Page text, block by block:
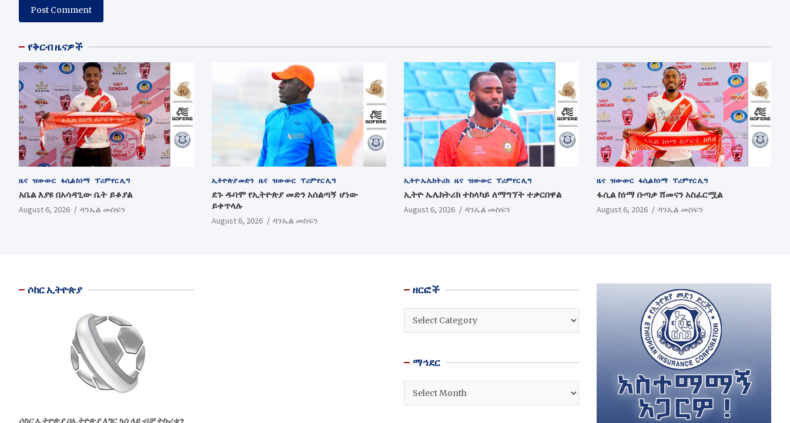
የቅርብ ዜናዎች
ዜና ዝውውር ፋሲል ከነማ ፕሪምየር ሊግ
አቤል እያዩ በአሳዳጊው ቤት ይቆያል
August 6, 2026 ዳንኤል መስፍን
ኢትዮጵያ መድን ዜና ዝውውር ፕሪምየር ሊግ
ደጉ ዱባሞ የኢትዮጵያ መድን አሰልጣኝ ሆነው
ይቀጥላሉ
August 6, 2026 ዳንኤል መስፍን
ኢትዮ ኤሌክትሪክ ዜና ዝውውር ፕሪምየር ሊግ
ኢትዮ ኤሌክትሪክ ተከላካይ ለማግኘት ተቃርበዋል
August 6, 2026 ዳንኤል መስፍን
ዜና ዝውውር ፋሲል ከነማ ፕሪምየር ሊግ
ፋሲል ከነማ ቡጣቃ ሸመናን አስፈርሟል
August 6, 2026 ዳንኤል መስፍን
ሶከር ኢትዮጵያ
ሶከር ኢትዮጵያ በኢትዮጵያ እግር ኳስ ላይ ብቻ ትኩረቱን
ዘርፎች
ዘርፎች
ማኅደር
ማኅደር